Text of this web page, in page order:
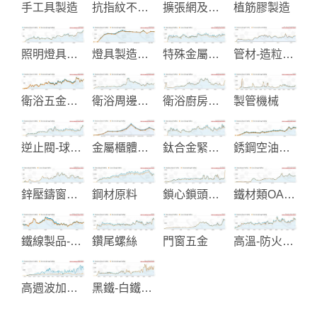
手工具製造 抗指紋不銹鋼-預塗金屬-覆膜金屬 擴張網及花紋止滑踏板 植筋膠製造
照明燈具設備 燈具製造與設計 特殊金屬鈦鋯鉭工業設備製造 管材-造粒-塑木製造與整廠設備
衛浴五金零配件 衛浴周邊設備-給皂機 衛浴廚房及生活起居用品 製管機械
逆止閥-球閥-蝶閥 金屬櫃體與移動推車 鈦合金緊固件和鋼絲桿製造 銹鋼空油壓管配件接頭
鋅壓鑄窗簾五金-汽配五金 鋼材原料 鎖心鎖頭製造 鐵材類OA衛浴家具製造
鐵線製品-置物示架-廚房配件 鑽尾螺絲 門窗五金 高溫-防火-斷熱-吸音材料
高週波加熱設備 黑鐵-白鐵螺絲和複合螺絲